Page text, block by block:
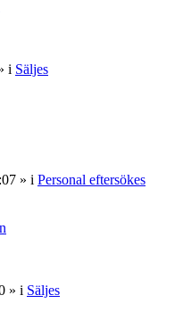
i Säljes
» i Personal eftersökes
» i Säljes